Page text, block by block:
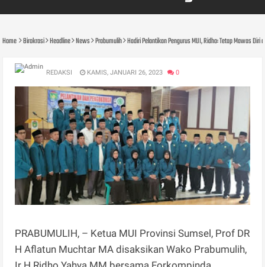
Home Birokrasi Headline News Prabumulih Hadiri Pelantikan Pengurus MUI, Ridho: Tetap Mawas
REDAKSI KAMIS, JANUARI 26, 2023 0
PRABUMULIH, – Ketua MUI Provinsi Sumsel, Prof DR
H Aflatun Muchtar MA disaksikan Wako Prabumulih,